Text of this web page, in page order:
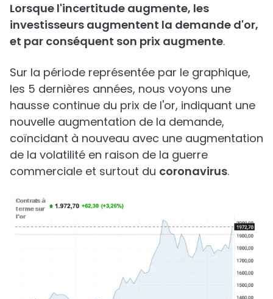
Lorsque l'incertitude augmente, les
investisseurs augmentent la demande d'or,
et par conséquent son prix augmente.
Sur la période représentée par le graphique,
les 5 dernières années, nous voyons une
hausse continue du prix de l'or, indiquant une
nouvelle augmentation de la demande,
coïncidant à nouveau avec une augmentation
de la volatilité en raison de la guerre
commerciale et surtout du coronavirus.